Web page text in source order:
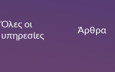
Όλες οι
υπηρεσίες
Άρθρα